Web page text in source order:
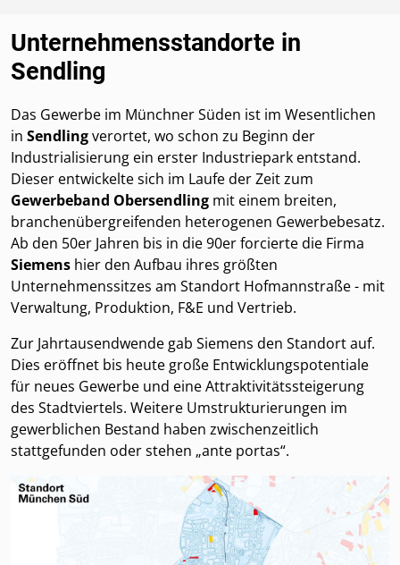
Unternehmensstandorte in
Sendling
Das Gewerbe im Münchner Süden ist im Wesentlichen
in Sendlingverortet, wo schon zu Beginn der
Industrialisierung ein erster Industriepark entstand.
Dieser entwickelte sich im Laufe der Zeit zum
Gewerbeband Obersendling mit einem breiten,
branchenübergreifenden heterogenen Gewerbebesatz.
Ab den 50er Jahren bis in die 90er forcierte die Firma
Siemens hier den Aufbau ihres größten
Unternehmenssitzes am Standort Hofmannstraße - mit
Verwaltung, Produktion, F&E und Vertrieb.
Zur Jahrtausendwende gab Siemens den Standort auf.
Dies eröffnet bis heute große Entwicklungspotentiale
für neues Gewerbe und eine Attraktivitätssteigerung
des Stadtviertels. Weitere Umstrukturierungen im
gewerblichen Bestand haben zwischenzeitlich
stattgefunden oder stehen „ante portas“.